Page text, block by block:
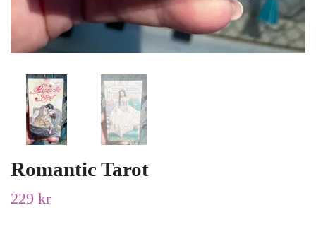
Romantic Tarot
229 kr